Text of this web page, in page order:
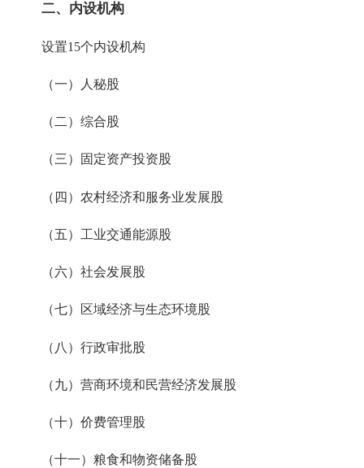
二、内设机构
设置15个内设机构
（一）人秘股
（二）综合股
（三）固定资产投资股
（四）农村经济和服务业发展股
（五）工业交通能源股
（六）社会发展股
（七）区域经济与生态环境股
（八）行政审批股
（九）营商环境和民营经济发展股
（十）价费管理股
（十一）粮食和物资储备股